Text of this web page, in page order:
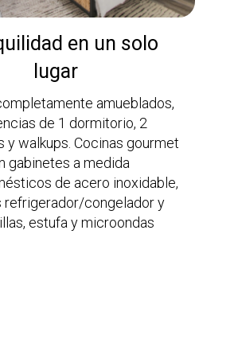
en un solo
lugar
amueblados,
de 1 dormitorio, 2
y walkups. Cocinas gourmet
gabinetes a medida
de acero inoxidable,
refrigerador/congelador y
estufa y microondas